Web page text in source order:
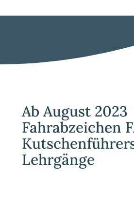
Ab August 2023
Fahrabzeichen
Lehrgänge